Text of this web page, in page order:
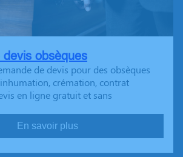
devis obsèques
de devis pour des obsèques
crémation, contrat
en ligne gratuit et sans
En savoir plus